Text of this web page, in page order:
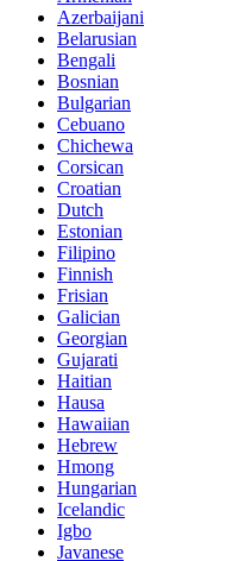
Azerbaijani
Belarusian
Bengali
Bosnian
Bulgarian
Cebuano
Chichewa
Corsican
Croatian
Dutch
Estonian
Filipino
Finnish
Frisian
Galician
Georgian
Gujarati
Haitian
Hausa
Hawaiian
Hebrew
Hmong
Hungarian
Icelandic
Igbo
Javanese